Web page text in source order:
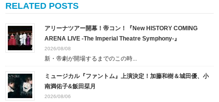
RELATED POSTS
アリーナツアー開幕！帝コン！『New HISTORY COMING
ARENA LIVE -The Imperial Theatre Symphony-』
2026/08/08
新・帝劇が開場するまでのこの時...
ミュージカル『ファントム』上演決定！加藤和樹＆城田優、小
南満佑子&飯田栞月
2026/08/06